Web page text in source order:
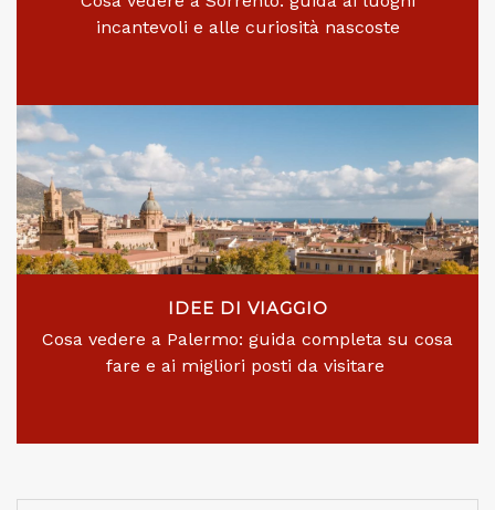
incantevoli e alle curiosità nascoste
IDEE DI VIAGGIO
Cosa vedere a Palermo: guida completa su cosa
fare e ai migliori posti da visitare